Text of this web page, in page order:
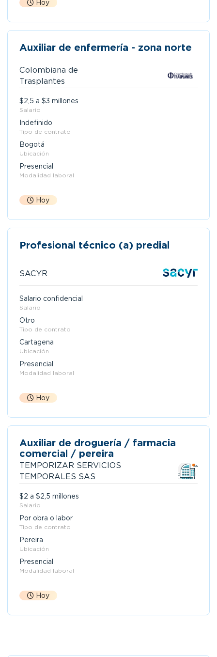
Hoy
Auxiliar de enfermería - zona norte
Colombiana de
Trasplantes
$2,5 a $3 millones
Salario
Indefinido
Tipo de contrato
Bogotá
Ubicación
Presencial
Modalidad laboral
Hoy
Profesional técnico (a) predial
SACYR
Salario confidencial
Salario
Otro
Tipo de contrato
Cartagena
Ubicación
Presencial
Modalidad laboral
Hoy
Auxiliar de droguería / farmacia
comercial / pereira
TEMPORIZAR SERVICIOS
TEMPORALES SAS
$2 a $2,5 millones
Salario
Por obra o labor
Tipo de contrato
Pereira
Ubicación
Presencial
Modalidad laboral
Hoy